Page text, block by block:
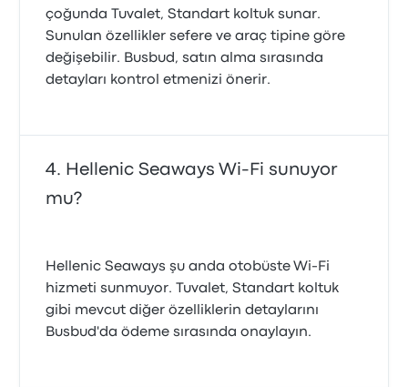
çoğunda Tuvalet, Standart koltuk sunar.
Sunulan özellikler sefere ve araç tipine göre
değişebilir. Busbud, satın alma sırasında
detayları kontrol etmenizi önerir.
Hellenic Seaways Wi-Fi sunuyor
mu?
Hellenic Seaways şu anda otobüste Wi‑Fi
hizmeti sunmuyor. Tuvalet, Standart koltuk
gibi mevcut diğer özelliklerin detaylarını
Busbud'da ödeme sırasında onaylayın.